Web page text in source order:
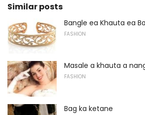
Similar posts
Bangle ea Khauta ea
FASHION
Masale a khauta a
FASHION
Bag ka ketane